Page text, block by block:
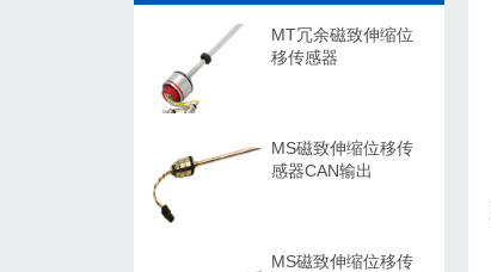
MT冗余磁致伸缩位
移传感器
MS磁致伸缩位移传
感器CAN输出
MS磁致伸缩位移传